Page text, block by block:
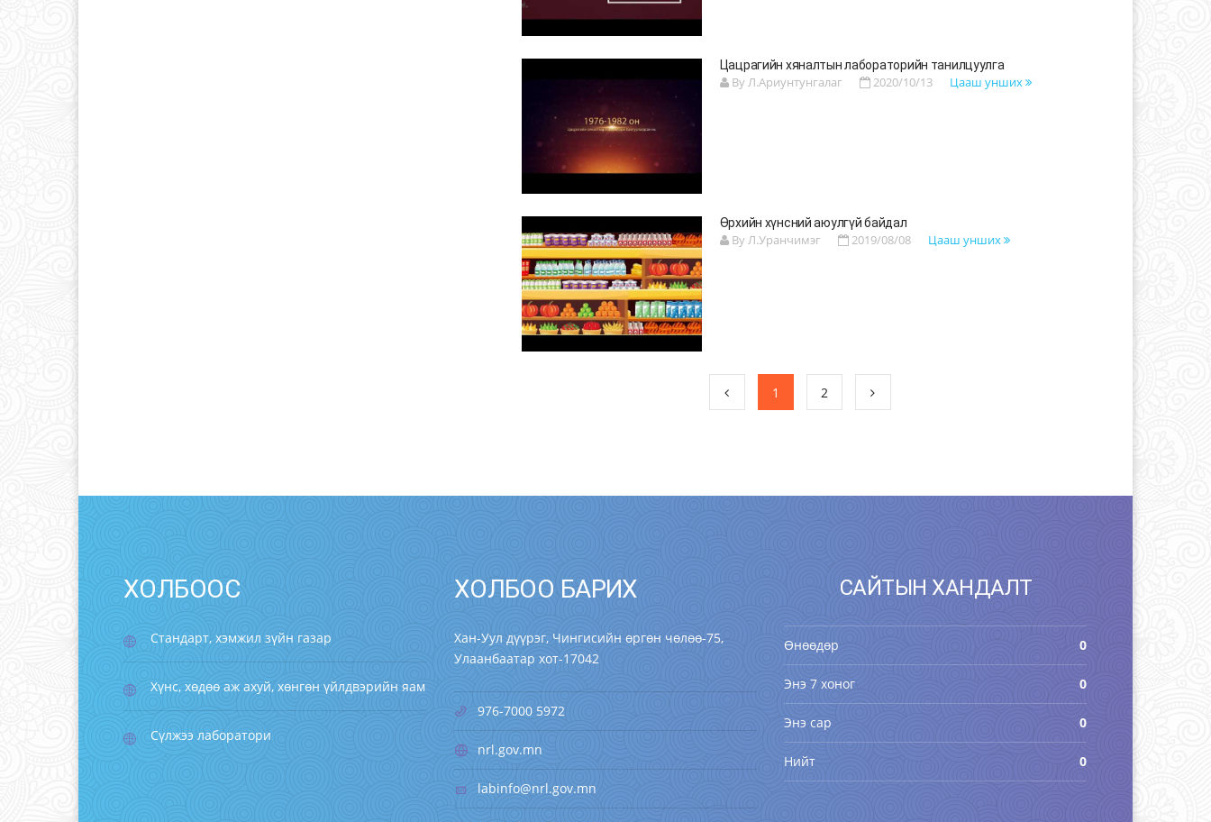
Цацрагийн хяналтын лабораторийн танилцуулга
By Л.Ариунтунгалаг 2020/10/13 Цааш унших
Өрхийн хүнсний аюулгүй байдал
By Л.Уранчимэг 2019/08/08 Цааш унших
1 2
ХОЛБООС
Стандарт, хэмжил зүйн газар
Хүнс, хөдөө аж ахуй, хөнгөн үйлдвэрийн яам
Сүлжээ лаборатори
ХОЛБОО БАРИХ
Хан-Уул дүүрэг, Чингисийн өргөн чөлөө-75,
Улаанбаатар хот-17042
976-7000 5972
nrl.gov.mn
labinfo@nrl.gov.mn
САЙТЫН ХАНДАЛТ
Өнөөдөр 0
Энэ 7 хоног 0
Энэ сар 0
Нийт 0